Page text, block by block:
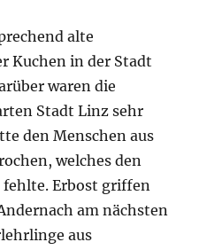
alte
Kuchen in der Stadt
waren die
Stadt Linz sehr
den Menschen aus
welches den
fehlte. Erbost griffen
am nächsten
aus